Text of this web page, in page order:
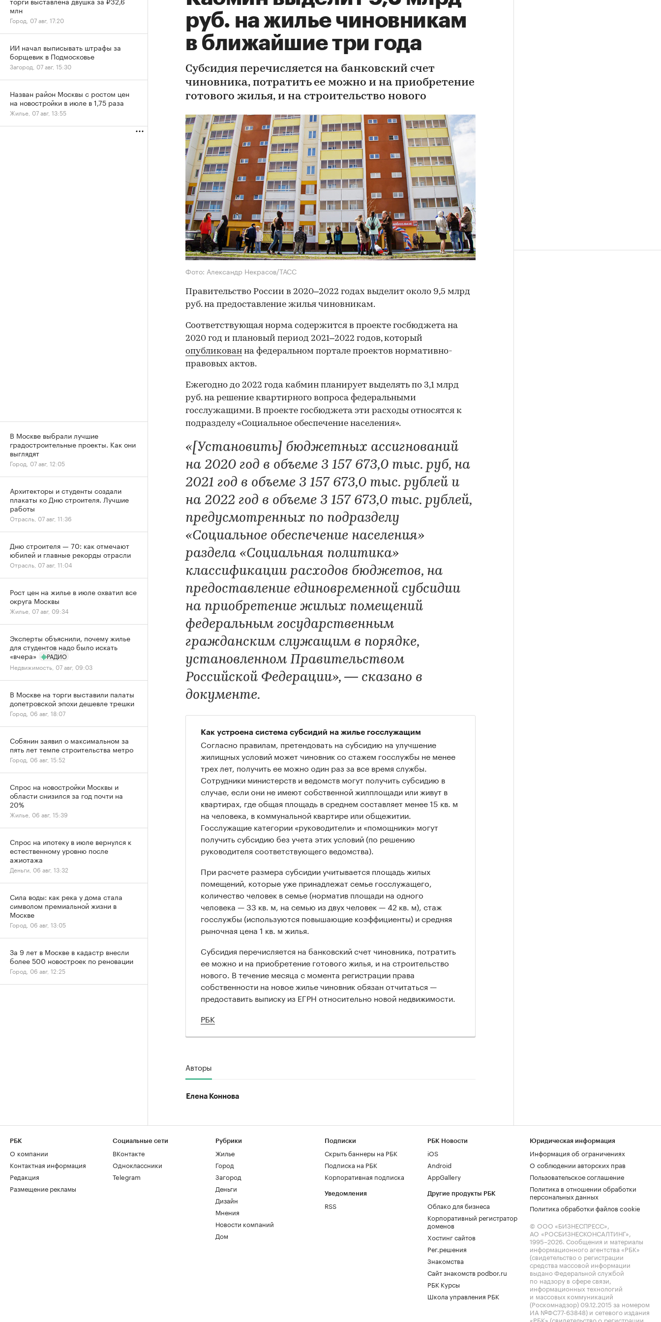
руб. на жилье чиновникам
в ближайшие три года
Субсидия перечисляется на банковский счет
чиновника, потратить ее можно и на приобретение
готового жилья, и на строительство нового
Фото: Александр Некрасов/ТАСС
Правительство России в 2020–2022 годах выделит около 9,5 млрд
руб. на предоставление жилья чиновникам.
Соответствующая норма содержится в проекте госбюджета на
2020 год и плановый период 2021–2022 годов, который
опубликован на федеральном портале проектов нормативно-
правовых актов.
Ежегодно до 2022 года кабмин планирует выделять по 3,1 млрд
руб. на решение квартирного вопроса федеральными
госслужащими. В проекте госбюджета эти расходы относятся к
подразделу «Социальное обеспечение населения».
«[Установить] бюджетных ассигнований
на 2020 год в объеме 3 157 673,0 тыс. руб, на
2021 год в объеме 3 157 673,0 тыс. рублей и
на 2022 год в объеме 3 157 673,0 тыс. рублей,
предусмотренных по подразделу
«Социальное обеспечение населения»
раздела «Социальная политика»
классификации расходов бюджетов, на
предоставление единовременной субсидии
на приобретение жилых помещений
федеральным государственным
гражданским служащим в порядке,
установленном Правительством
Российской Федерации», — сказано в
документе.
Как устроена система субсидий на жилье госслужащим
Согласно правилам, претендовать на субсидию на улучшение
жилищных условий может чиновник со стажем госслужбы не менее
трех лет, получить ее можно один раз за все время службы.
Сотрудники министерств и ведомств могут получить субсидию в
случае, если они не имеют собственной жилплощади или живут в
квартирах, где общая площадь в среднем составляет менее 15 кв. м
на человека, в коммунальной квартире или общежитии.
Госслужащие категории «руководители» и «помощники» могут
получить субсидию без учета этих условий (по решению
руководителя соответствующего ведомства).
При расчете размера субсидии учитывается площадь жилых
помещений, которые уже принадлежат семье госслужащего,
количество человек в семье (норматив площади на одного
человека — 33 кв. м, на семью из двух человек — 42 кв. м), стаж
госслужбы (используются повышающие коэффициенты) и средняя
рыночная цена 1 кв. м жилья.
Субсидия перечисляется на банковский счет чиновника, потратить
ее можно и на приобретение готового жилья, и на строительство
нового. В течение месяца с момента регистрации права
собственности на новое жилье чиновник обязан отчитаться —
предоставить выписку из ЕГРН относительно новой недвижимости.
РБК
Авторы
Елена Коннова
млн
Город, 07 авг, 17:20
ИИ начал выписывать штрафы за
борщевик в Подмосковье
Загород, 07 авг, 15:30
Назван район Москвы с ростом цен
на новостройки в июле в 1,75 раза
Жилье, 07 авг, 13:55
В Москве выбрали лучшие
градостроительные проекты. Как они
выглядят
Город, 07 авг, 12:05
Архитекторы и студенты создали
плакаты ко Дню строителя. Лучшие
работы
Отрасль, 07 авг, 11:36
Дню строителя — 70: как отмечают
юбилей и главные рекорды отрасли
Отрасль, 07 авг, 11:04
Рост цен на жилье в июле охватил все
округа Москвы
Жилье, 07 авг, 09:34
Эксперты объяснили, почему жилье
для студентов надо было искать
«вчера»
РАДИО
Недвижимость, 07 авг, 09:03
В Москве на торги выставили палаты
допетровской эпохи дешевле трешки
Город, 06 авг, 18:07
Собянин заявил о максимальном за
пять лет темпе строительства метро
Город, 06 авг, 15:52
Спрос на новостройки Москвы и
области снизился за год почти на
20%
Жилье, 06 авг, 15:39
Спрос на ипотеку в июле вернулся к
естественному уровню после
ажиотажа
Деньги, 06 авг, 13:32
Сила воды: как река у дома стала
символом премиальной жизни в
Москве
Город, 06 авг, 13:05
За 9 лет в Москве в кадастр внесли
более 500 новостроек по реновации
Город, 06 авг, 12:25
РБК
О компании
Контактная информация
Редакция
Размещение рекламы
Социальные сети
ВКонтакте
Одноклассники
Telegram
Рубрики
Жилье
Город
Загород
Деньги
Дизайн
Мнения
Новости компаний
Дом
Подписки
Скрыть баннеры на РБК
Подписка на РБК
Корпоративная подписка
Уведомления
RSS
РБК Новости
iOS
Android
AppGallery
Другие продукты РБК
Облако для бизнеса
Корпоративный регистратор
доменов
Хостинг сайтов
Рег.решения
Знакомства
Сайт знакомств podbor.ru
РБК Курсы
Школа управления РБК
Юридическая информация
Информация об ограничениях
О соблюдении авторских прав
Пользовательское соглашение
Политика в отношении обработки
персональных данных
Политика обработки файлов cookie
© ООО «БИЗНЕСПРЕСС»,
АО «РОСБИЗНЕСКОНСАЛТИНГ»,
1995–2026. Сообщения и материалы
информационного агентства «РБК»
(свидетельство о регистрации
средства массовой информации
выдано Федеральной службой
по надзору в сфере связи,
информационных технологий
и массовых коммуникаций
(Роскомнадзор) 09.12.2015 за номером
ИА №ФС77-63848) и сетевого издания
«РБК» (свидетельство о регистрации